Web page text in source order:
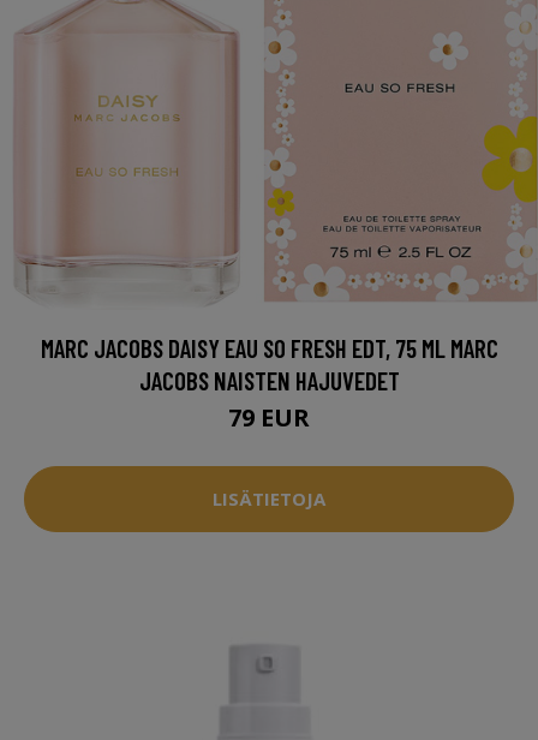
MARC JACOBS DAISY EAU SO FRESH EDT, 75 ML MARC
JACOBS NAISTEN HAJUVEDET
79 EUR
LISÄTIETOJA